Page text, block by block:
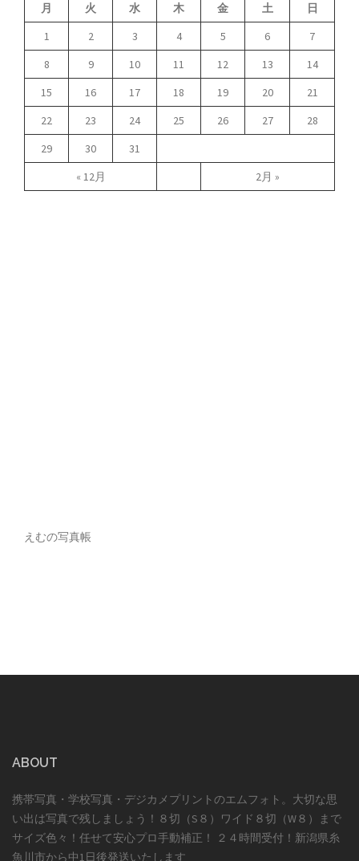
月 火 水 木 金 土 日
« 12月 2月 »
1 2 3 4 5 6
7
8
9 10 11 12 13
14
15
16 17 18 19 20
21
22
23 24 25 26 27
28
29
30 31
えむの写真帳
ABOUT
携帯写真・学校写真・デジカメプリントのエムフォト。大切な思
い出は写真で残しましょう！８切（S８）ワイド８切（W８）まで
サイズ色々！任せて安心プロ手動補正！ ２４時間受付！新潟県糸
魚川市から中1日後発送いたします